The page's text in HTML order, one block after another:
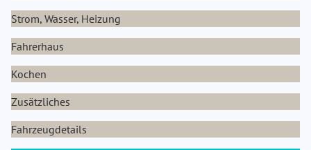
Strom, Wasser, Heizung
Fahrerhaus
Kochen
Zusätzliches
Fahrzeugdetails